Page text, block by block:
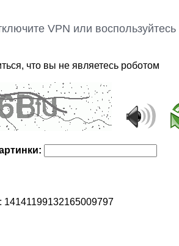
VPN или
что вы не являетесь роботом
14141199132165009797